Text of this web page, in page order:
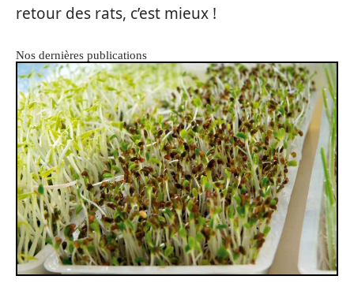
retour des rats, c’est mieux !
Nos dernières publications